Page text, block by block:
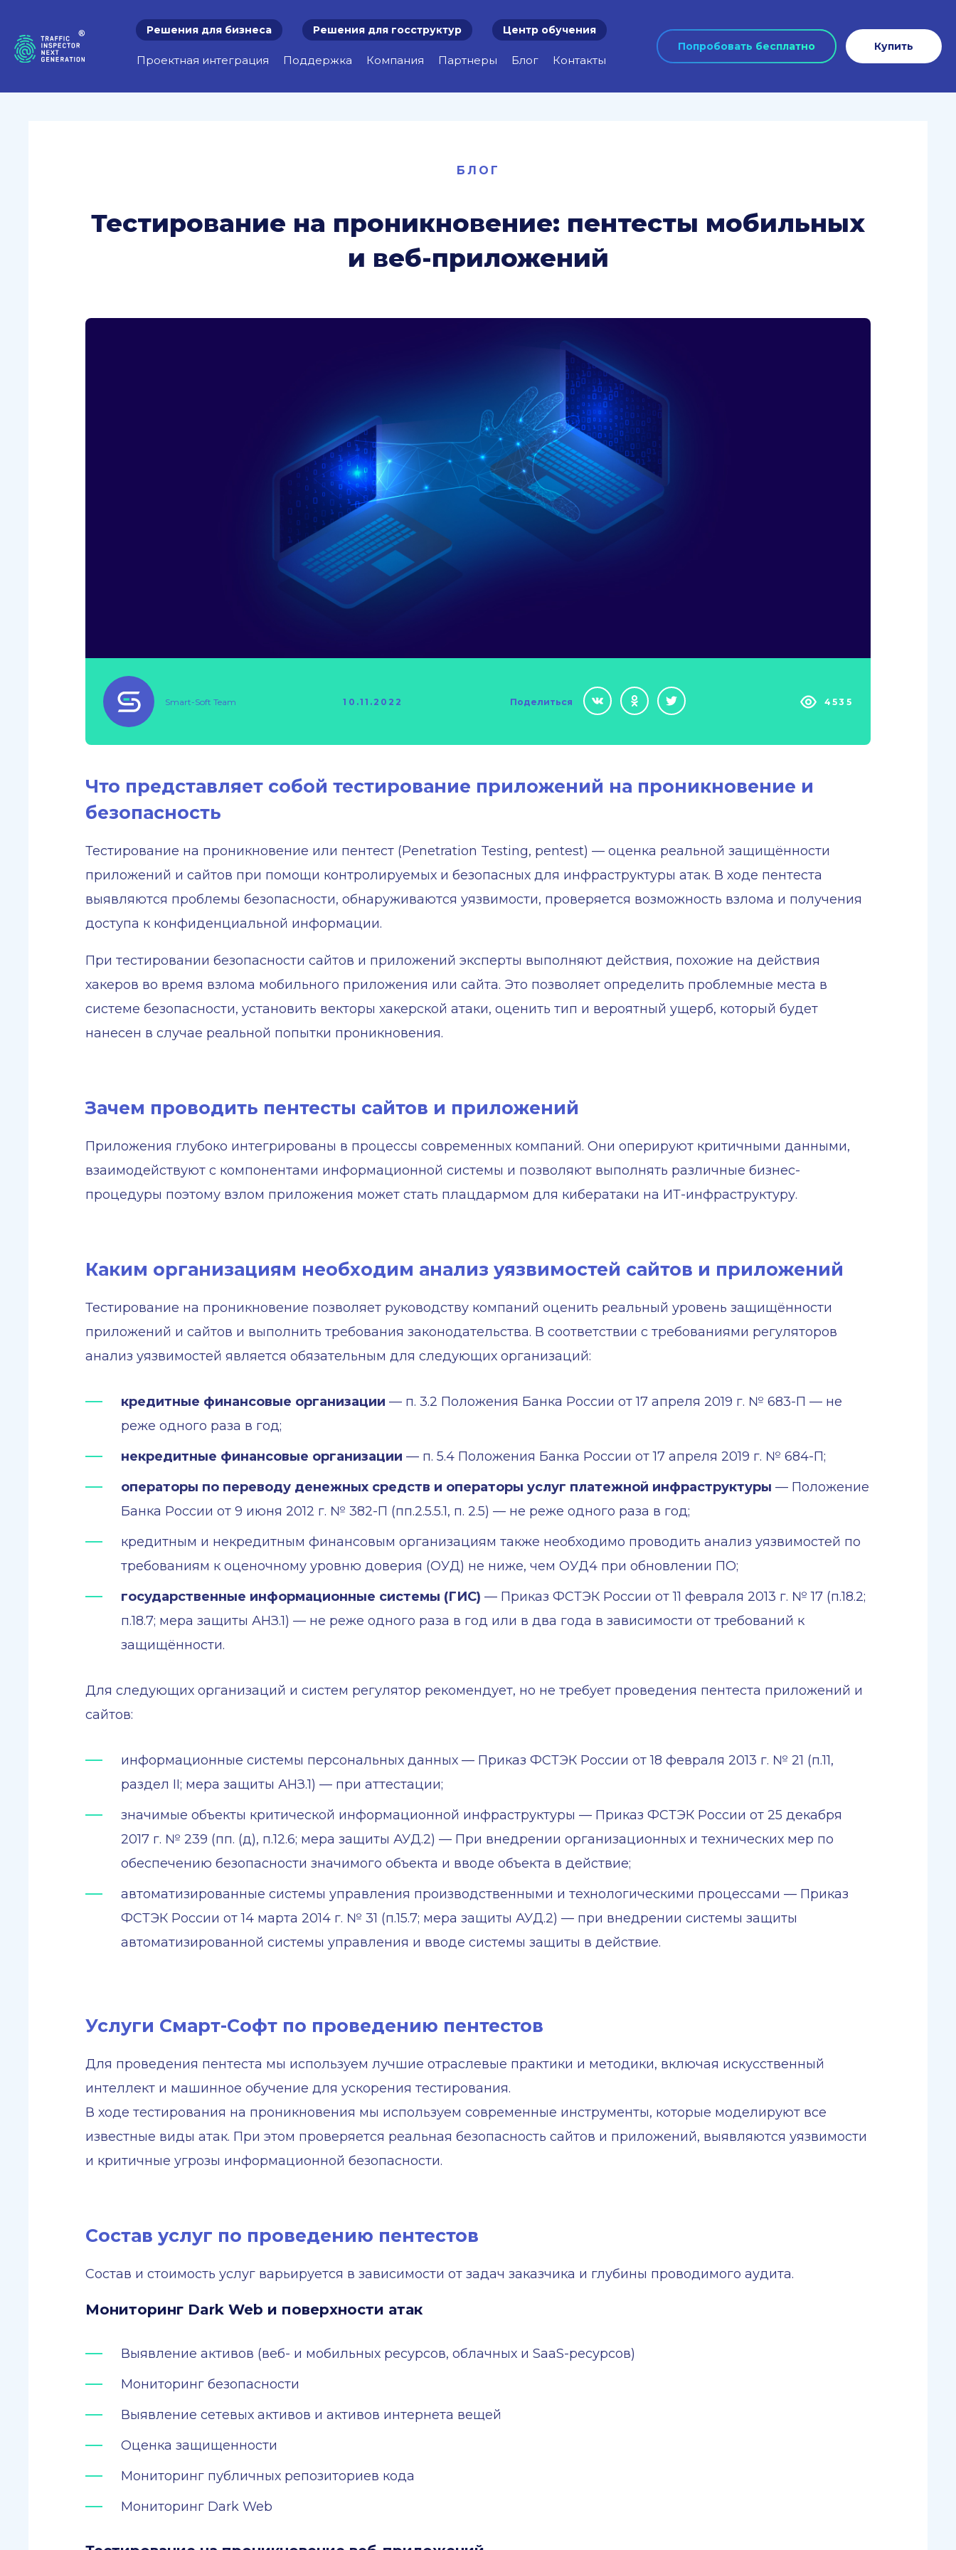
Решения для бизнеса Решения для госструктур Центр обучения
Проектная интеграция Поддержка Компания Партнеры Блог Контакты
Попробовать бесплатно Купить
БЛОГ
Тестирование на проникновение: пентесты мобильных
и веб-приложений
Smart-Soft Team 10.11.2022 Поделиться 4535
Что представляет собой тестирование приложений на проникновение и
безопасность
Тестирование на проникновение или пентест (Penetration Testing, pentest) — оценка реальной защищённости
приложений и сайтов при помощи контролируемых и безопасных для инфраструктуры атак. В ходе пентеста
выявляются проблемы безопасности, обнаруживаются уязвимости, проверяется возможность взлома и получения
доступа к конфиденциальной информации.
При тестировании безопасности сайтов и приложений эксперты выполняют действия, похожие на действия
хакеров во время взлома мобильного приложения или сайта. Это позволяет определить проблемные места в
системе безопасности, установить векторы хакерской атаки, оценить тип и вероятный ущерб, который будет
нанесен в случае реальной попытки проникновения.
Зачем проводить пентесты сайтов и приложений
Приложения глубоко интегрированы в процессы современных компаний. Они оперируют критичными данными,
взаимодействуют с компонентами информационной системы и позволяют выполнять различные бизнес-
процедуры поэтому взлом приложения может стать плацдармом для кибератаки на ИТ-инфраструктуру.
Каким организациям необходим анализ уязвимостей сайтов и приложений
Тестирование на проникновение позволяет руководству компаний оценить реальный уровень защищённости
приложений и сайтов и выполнить требования законодательства. В соответствии с требованиями регуляторов
анализ уязвимостей является обязательным для следующих организаций:
кредитные финансовые организации — п. 3.2 Положения Банка России от 17 апреля 2019 г. № 683-П — не
реже одного раза в год;
некредитные финансовые организации — п. 5.4 Положения Банка России от 17 апреля 2019 г. № 684-П;
операторы по переводу денежных средств и операторы услуг платежной инфраструктуры — Положение
Банка России от 9 июня 2012 г. № 382-П (пп.2.5.5.1, п. 2.5) — не реже одного раза в год;
кредитным и некредитным финансовым организациям также необходимо проводить анализ уязвимостей по
требованиям к оценочному уровню доверия (ОУД) не ниже, чем ОУД4 при обновлении ПО;
государственные информационные системы (ГИС) — Приказ ФСТЭК России от 11 февраля 2013 г. № 17 (п.18.2;
п.18.7; мера защиты АНЗ.1) — не реже одного раза в год или в два года в зависимости от требований к
защищённости.
Для следующих организаций и систем регулятор рекомендует, но не требует проведения пентеста приложений и
сайтов:
информационные системы персональных данных — Приказ ФСТЭК России от 18 февраля 2013 г. № 21 (п.11,
раздел II; мера защиты АНЗ.1) — при аттестации;
значимые объекты критической информационной инфраструктуры — Приказ ФСТЭК России от 25 декабря
2017 г. № 239 (пп. (д), п.12.6; мера защиты АУД.2) — При внедрении организационных и технических мер по
обеспечению безопасности значимого объекта и вводе объекта в действие;
автоматизированные системы управления производственными и технологическими процессами — Приказ
ФСТЭК России от 14 марта 2014 г. № 31 (п.15.7; мера защиты АУД.2) — при внедрении системы защиты
автоматизированной системы управления и вводе системы защиты в действие.
Услуги Смарт-Софт по проведению пентестов
Для проведения пентеста мы используем лучшие отраслевые практики и методики, включая искусственный
интеллект и машинное обучение для ускорения тестирования.
В ходе тестирования на проникновения мы используем современные инструменты, которые моделируют все
известные виды атак. При этом проверяется реальная безопасность сайтов и приложений, выявляются уязвимости
и критичные угрозы информационной безопасности.
Состав услуг по проведению пентестов
Состав и стоимость услуг варьируется в зависимости от задач заказчика и глубины проводимого аудита.
Мониторинг Dark Web и поверхности атак
Выявление активов (веб- и мобильных ресурсов, облачных и SaaS-ресурсов)
Мониторинг безопасности
Выявление сетевых активов и активов интернета вещей
Оценка защищенности
Мониторинг публичных репозиториев кода
Мониторинг Dark Web